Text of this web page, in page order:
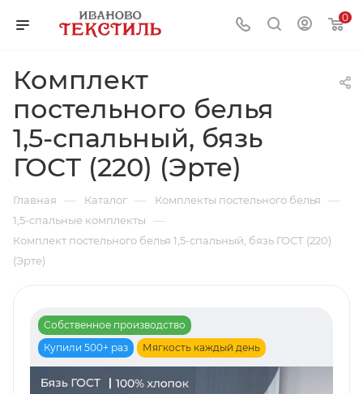
0
Комплект
постельного белья
1,5-спальный, бязь
ГОСТ (220) (Эрте)
Главная — Каталог — Комплекты постельного белья —
1,5-спальные комплекты —
Комплект постельного белья 1,5-спальный, бязь ГОСТ (220)
(Эрте)
Собственное производство
Купили 500+ раз
Мягкость каждый день